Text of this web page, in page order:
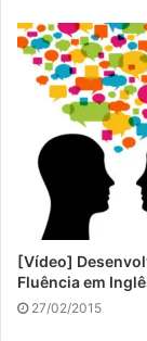
[Vídeo]
Fluência em
27/02/2015